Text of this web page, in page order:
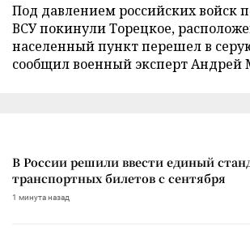
Под давлением российских войск
ВСУ покинули Торецкое,
населенный пункт перешел в
сообщил военный эксперт Андрей
В России решили ввести единый
транспортных билетов с сентября
1 минута назад